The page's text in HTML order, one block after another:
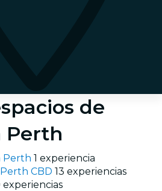
de
Perth
Perth 1 experiencia
Perth CBD 13 experiencias
experiencias